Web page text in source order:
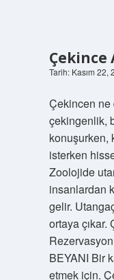
Çekince
Tarih: Kasım 22,
Çekincen ne
çekingenlik,
konuşurken,
isterken
Zoolojide
insanlardan
gelir.
ortaya
BEYANI Bir
etmek için.